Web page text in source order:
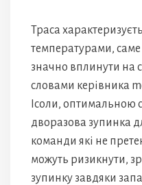
Траса
температурами,
значно вплинути на
словами керівника
Ісоли, оптимальною
дворазова зупинка
команди які не
можуть ризикнути,
зупинку завдяки